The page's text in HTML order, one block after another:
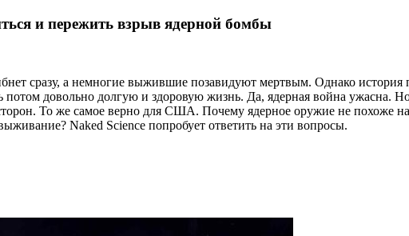
и пережить взрыв ядерной бомбы
сразу, а немногие выжившие позавидуют мертвым. Однако
довольно долгую и здоровую жизнь. Да, ядерная война ужасна.
То же самое верно для США. Почему ядерное оружие не похоже
Naked Science попробует ответить на эти вопросы.